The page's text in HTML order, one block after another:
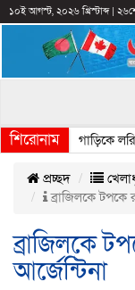
১০ই আগস্ট, ২০২৬ খ্রিস্টাব্দ|
শিরোনাম
থাকা চার গাড়িকে লরির
প্রচ্ছদ
ব্রাজিলকে টপকে
ব্রাজিলকে
আর্জেন্টিনা